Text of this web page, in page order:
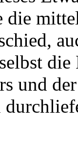
die
und